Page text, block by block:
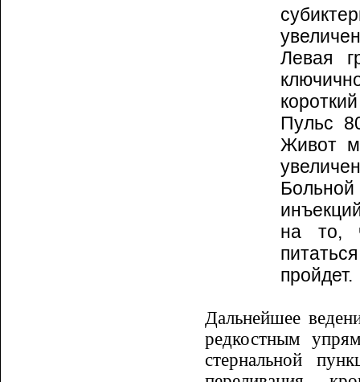
Левая
Пульс
Живот
на то,
пройдет.
Дальнейшее
редкостным
стернальной